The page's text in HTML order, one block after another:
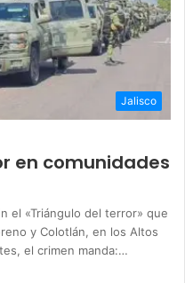
Jalisco
en comunidades
el «Triángulo del terror» que
y Colotlán, en los Altos
el crimen manda:…